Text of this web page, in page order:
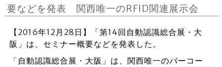
要などを発表 関西唯一のRFID関連展示会
【2016年12月28日】「第14回自動認識総合展・大
阪」は、セミナー概要などを発表した。
「自動認識総合展・大阪」は、関西唯一のバーコー